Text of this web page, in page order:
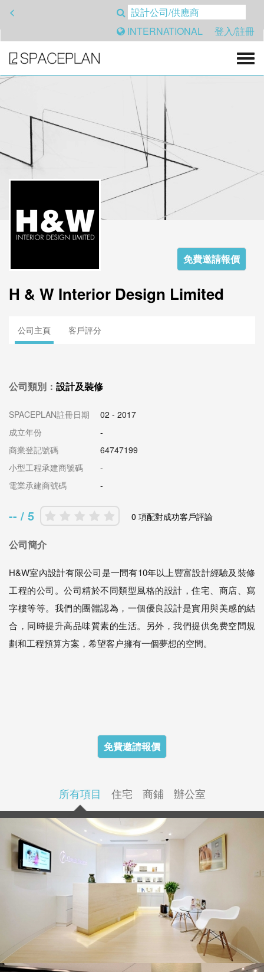
<
INTERNATIONAL
登入/註冊
免費邀請報價
H & W Interior Design Limited
公司主頁 客戶評分
公司類別： 設計及裝修
SPACEPLAN註冊日期
02 - 2017
成立年份
-
商業登記號碼
64747199
小型工程承建商號碼
-
電業承建商號碼
-
-- / 5 0 項配對成功客戶評論
公司簡介
H&W室內設計有限公司是一間有10年以上豐富設計經驗及裝修
工程的公司。公司精於不同類型風格的設計，住宅、商店、寫
字樓等等。我們的團體認為，一個優良設計是實用與美感的結
合，同時提升高品味質素的生活。另外，我們提供免费空間規
劃和工程預算方案，希望客户擁有一個夢想的空間。
免費邀請報價
所有項目 住宅 商鋪 辦公室